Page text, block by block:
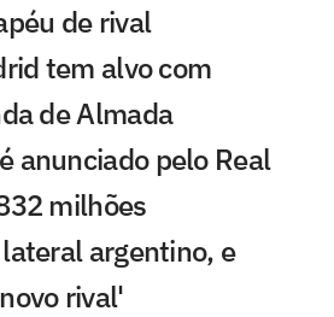
de rival
tem alvo com
de Almada
anunciado pelo Real
milhões
argentino, e
rival'